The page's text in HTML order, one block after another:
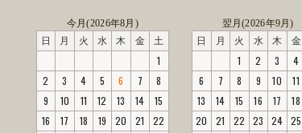
今月(2026年8月)
日
月 火 水 木 金 土
1
2
3 4 5 6 7
8
9
10 11 12 13 14
15
16
17 18 19 20 21 22
翌月(2026年9月)
日
月 火 水 木 金
1 2 3 4
6
7 8 9 10 11
13
14 15 16 17 18
20
21 22 23 24 25